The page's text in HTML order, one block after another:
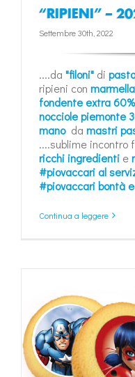
“RIPIENI” –
Settembre 30th, 2022
....da "filoni" di
ripieni con
fondente extra 60%
nocciole piemonte
manoda mastri
....sublime incontro
ricchi ingredienti e
#piovaccari al
#piovaccari bontà
Continua a leggere